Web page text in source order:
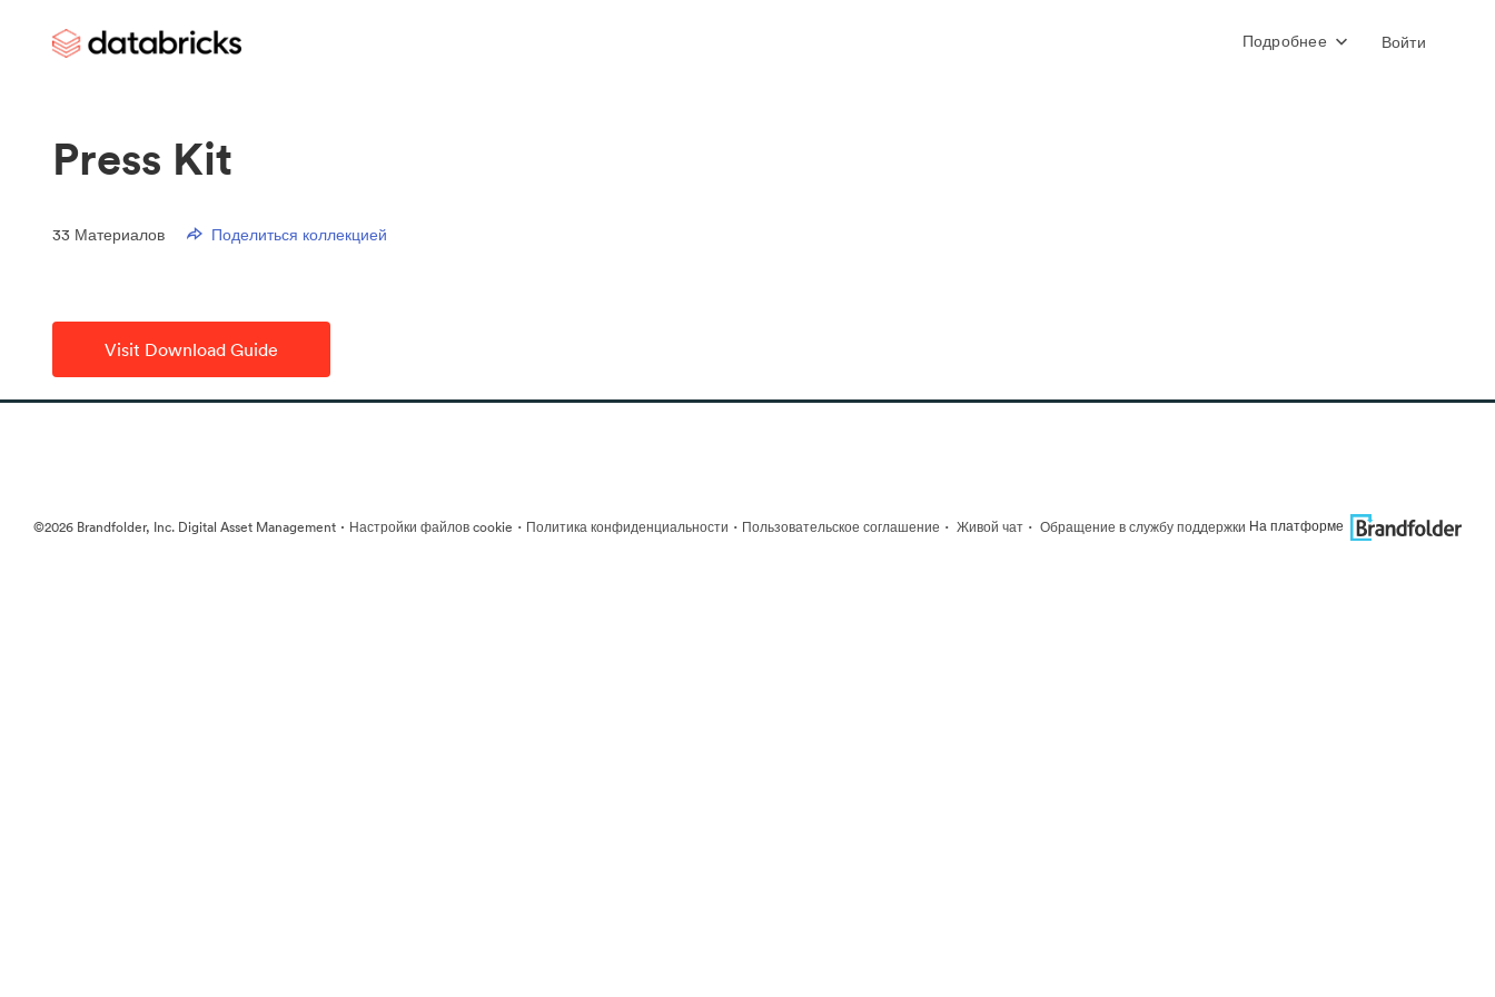
Подробнее Войти
Press Kit
33 Материалов Поделиться коллекцией
Visit Download Guide
©2026 Brandfolder, Inc. Digital Asset Management · Настройки файлов cookie · Политика конфиденциальности · Пользовательское соглашение · Живой чат · Обращение в службу поддержки На платформе